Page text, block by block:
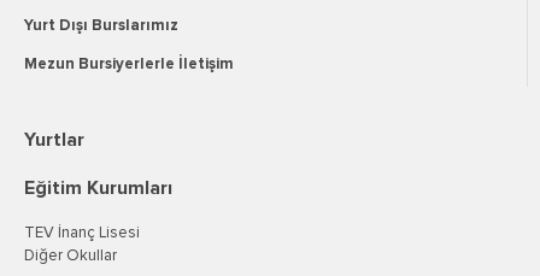
Yurt Dışı Burslarımız
Mezun Bursiyerlerle İletişim
Yurtlar
Eğitim Kurumları
TEV İnanç Lisesi
Diğer Okullar